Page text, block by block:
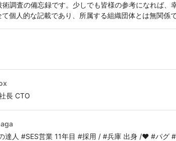
調査の備忘録です。少しでも皆様の参考になれば、
個人的な記載であり、所属する組織団体とは無関係で
⻑ CTO
達人 #SES営業 11年目 #採用 / #兵庫 出身 /❤️ #パグ